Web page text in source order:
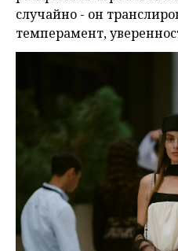
случайно - он
темперамент,